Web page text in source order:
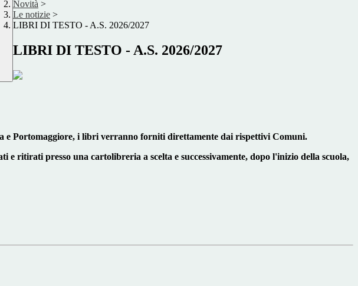
Novità >
Le notizie >
LIBRI DI TESTO - A.S. 2026/2027
LIBRI DI TESTO - A.S. 2026/2027
e Portomaggiore, i libri verranno forniti direttamente dai rispettivi Comuni.
ritirati presso una cartolibreria a scelta e successivamente, dopo l'inizio della scuola,